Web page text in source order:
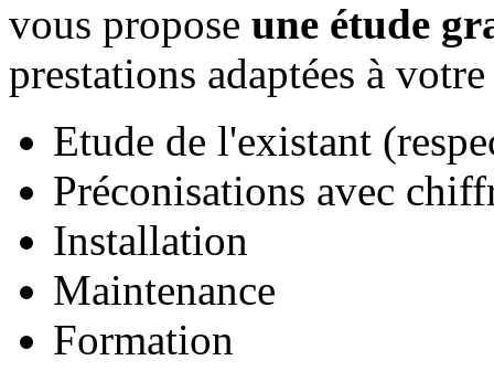
vous propose une étude
prestations adaptées à
Etude de l'existant
Préconisations avec
Installation
Maintenance
Formation